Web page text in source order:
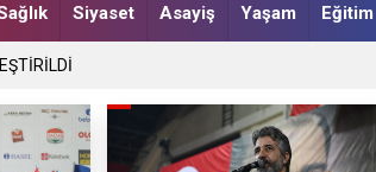
Siyaset Asayiş Yaşam Eğitim